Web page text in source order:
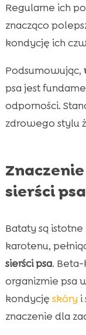
Regularne ich
znacząco
kondycję ich
Podsumowując,
psa jest
odporności.
zdrowego stylu
sierści psa
Bataty są
karotenu,
sierści psa. Beta-
organizmie psa
kondycję skóry i
znaczenie dla